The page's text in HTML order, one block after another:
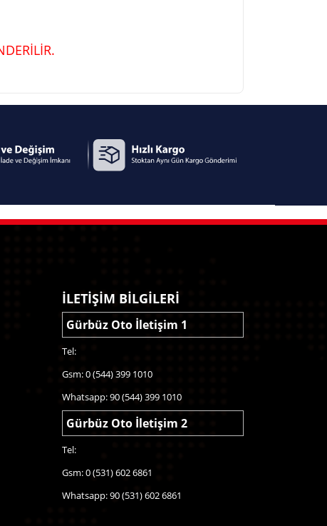
İLETİŞİM BİLGİLERİ
Gürbüz Oto İletişim 1
Tel:
Gsm: 0 (544) 399 1010
Whatsapp: 90 (544) 399 1010
Gürbüz Oto İletişim 2
Tel:
Gsm: 0 (531) 602 6861
Whatsapp: 90 (531) 602 6861